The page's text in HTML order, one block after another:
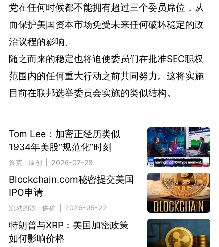
党在任何时候都不能拥有超过三个委员席位，从
而保护美国资本市场免受未来任何破坏稳定的政
治议程的影响。
随之而来的稳定也将迫使委员们在批准SEC职权
范围内的任何重大行动之前共同努力。这将实施
目前在联邦选举委员会实施的类似结构。
Tom Lee：加密正经历类似
1934年美股“规范化“时刻
鲁克 · 原创 | 2026-07-28
Blockchain.com秘密提交美国
IPO申请
流动的沙 · 供稿 | 2026-05-22
特朗普与XRP：美国加密政策
如何影响价格